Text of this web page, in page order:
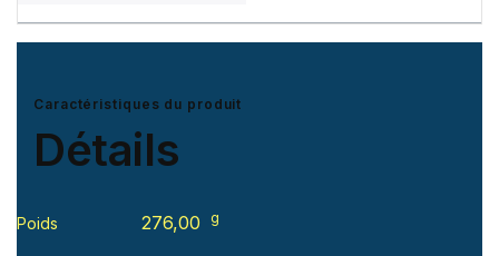
Caractéristiques du produit
Détails
Poids 276,00 g